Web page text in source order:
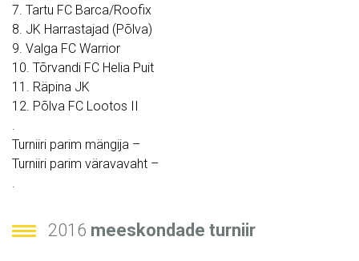
7. Tartu FC Barca/Roofix
8. JK Harrastajad (Põlva)
9. Valga FC Warrior
10. Tõrvandi FC Helia Puit
11. Räpina JK
12. Põlva FC Lootos II
.
Turniiri parim mängija –
Turniiri parim väravavaht –
.
2016 meeskondade turniir